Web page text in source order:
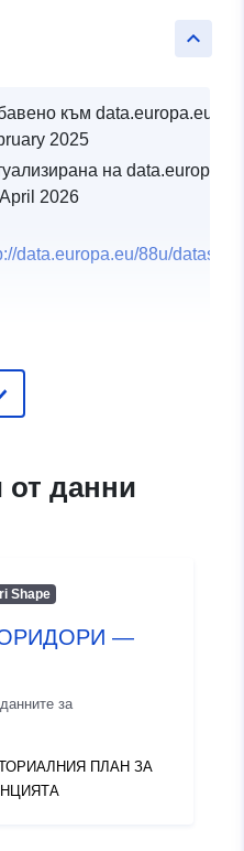
keyboard_arrow_up
към data.europa.eu:
2025
на
2026
data.europa.eu/88u/dataset/
данни
Shape
—
за
ПЛАН ЗА